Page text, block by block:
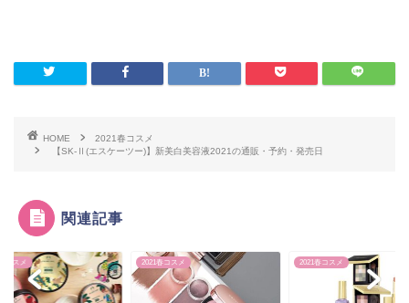
HOME
2021春コスメ
【SK-Ⅱ(エスケーツー)】新美白美容液2021の通販・予約・発売日
関連記事
コスメ 2021春コスメ 2021春コスメ